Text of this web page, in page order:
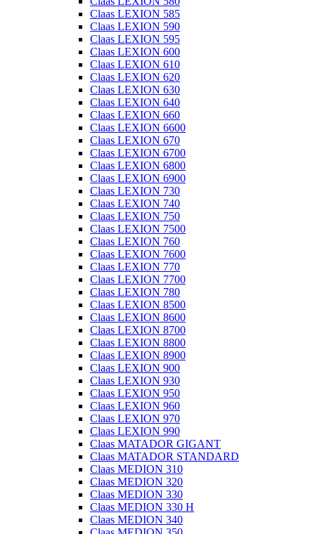
Claas LEXION 585
Claas LEXION 590
Claas LEXION 595
Claas LEXION 600
Claas LEXION 610
Claas LEXION 620
Claas LEXION 630
Claas LEXION 640
Claas LEXION 660
Claas LEXION 6600
Claas LEXION 670
Claas LEXION 6700
Claas LEXION 6800
Claas LEXION 6900
Claas LEXION 730
Claas LEXION 740
Claas LEXION 750
Claas LEXION 7500
Claas LEXION 760
Claas LEXION 7600
Claas LEXION 770
Claas LEXION 7700
Claas LEXION 780
Claas LEXION 8500
Claas LEXION 8600
Claas LEXION 8700
Claas LEXION 8800
Claas LEXION 8900
Claas LEXION 900
Claas LEXION 930
Claas LEXION 950
Claas LEXION 960
Claas LEXION 970
Claas LEXION 990
Claas MATADOR GIGANT
Claas MATADOR STANDARD
Claas MEDION 310
Claas MEDION 320
Claas MEDION 330
Claas MEDION 330 H
Claas MEDION 340